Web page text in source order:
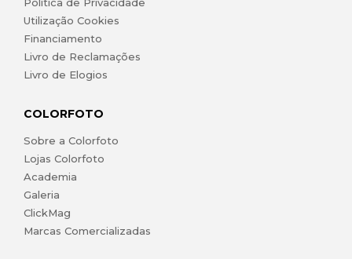
Utilização Cookies
Financiamento
Livro de Reclamações
Livro de Elogios
COLORFOTO
Sobre a Colorfoto
Lojas Colorfoto
Academia
Galeria
ClickMag
Marcas Comercializadas